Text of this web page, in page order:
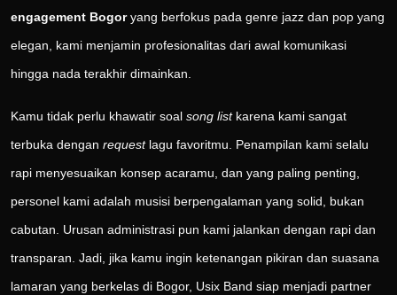
engagement Bogoryang berfokus pada genre jazz dan pop yang
elegan, kami menjamin profesionalitas dari awal komunikasi
hingga nada terakhir dimainkan.
Kamu tidak perlu khawatir soal song listkarena kami sangat
terbuka dengan requestlagu favoritmu. Penampilan kami selalu
rapi menyesuaikan konsep acaramu, dan yang paling penting,
personel kami adalah musisi berpengalaman yang solid, bukan
cabutan. Urusan administrasi pun kami jalankan dengan rapi dan
transparan. Jadi, jika kamu ingin ketenangan pikiran dan suasana
lamaran yang berkelas di Bogor, Usix Band siap menjadi partner